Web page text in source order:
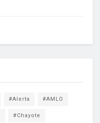
#Alerta #AMLO
#Chayote